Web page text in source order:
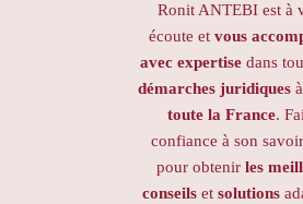
Ronit ANTEBI est à
écoute et vous
avec expertisedans
démarches juridiquesà
toute la France.
confiance à son
pour obtenir les
conseils et solutions